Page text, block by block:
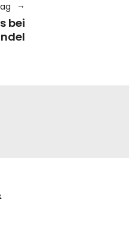
bei